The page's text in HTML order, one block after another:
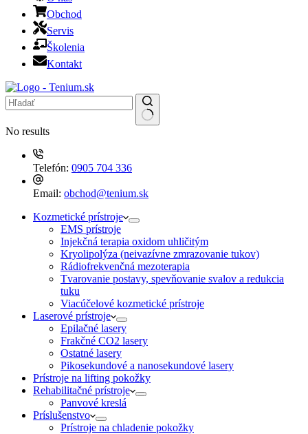
Obchod
Servis
Školenia
Kontakt
No results
Telefón: 0905 704 336
Email: obchod@tenium.sk
Kozmetické prístroje
EMS prístroje
Injekčná terapia oxidom uhličitým
Kryolipolýza (neivazívne zmrazovanie tukov)
Rádiofrekvenčná mezoterapia
Tvarovanie postavy, spevňovanie svalov a redukcia
tuku
Viacúčelové kozmetické prístroje
Laserové prístroje
Epilačné lasery
Frakčné CO2 lasery
Ostatné lasery
Pikosekundové a nanosekundové lasery
Prístroje na lifting pokožky
Rehabilitačné prístroje
Panvové kreslá
Príslušenstvo
Prístroje na chladenie pokožky